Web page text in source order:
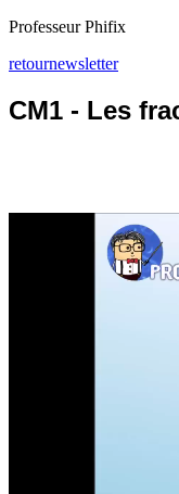
Professeur Phifix
retournewsletter
CM1 - Les